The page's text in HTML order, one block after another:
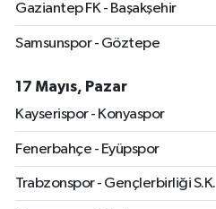
Gaziantep FK - Başakşehir
Samsunspor - Göztepe
17 Mayıs, Pazar
Kayserispor - Konyaspor
Fenerbahçe - Eyüpspor
Trabzonspor - Gençlerbirliği S.K.